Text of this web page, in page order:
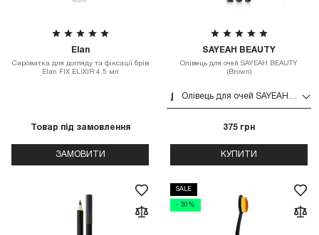
Elan
Сироватка для догляду та фіксації брів
Elan FIX ELIXIR 4.5 мл
Товар під замовлення
ЗАМОВИТИ
SAYEAH BEAUTY
Олівець для очей SAYEAH BEAUTY
(Brown)
Олівець для очей SAYEAH BEAUTY (Brown)
375 грн
КУПИТИ
SALE
- 30%